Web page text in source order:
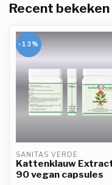
Recent bekeken
-13%
SANITAS VERDE
Kattenklauw
90 vegan capsules